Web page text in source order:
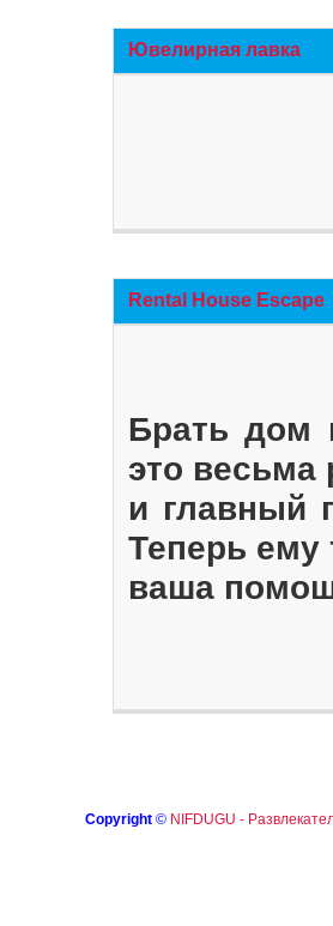
Ювелирная лавка
Rental House Escape
Брать дом
это весьма
и главный
Теперь ему
ваша
Copyright © NIFDUGU -